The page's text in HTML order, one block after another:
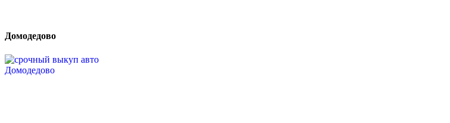
Домодедово